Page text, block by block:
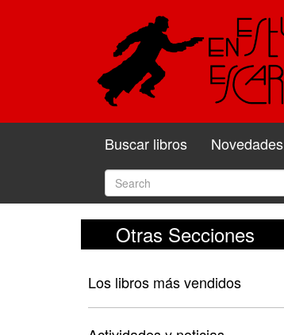
Buscar libros Novedades
Otras Secciones
Los libros más vendidos